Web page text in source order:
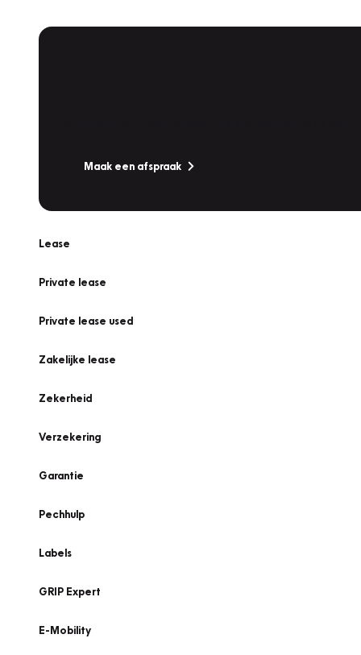
Maak een afspraak
Lease
Private lease
Private lease used
Zakelijke lease
Zekerheid
Verzekering
Garantie
Pechhulp
Labels
GRIP Expert
E-Mobility